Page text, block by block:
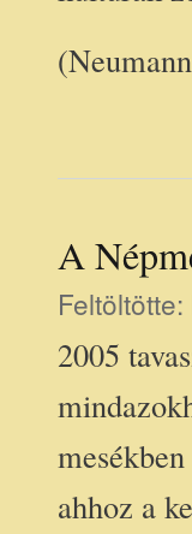
A
Feltöltötte:
2005
ahhoz a